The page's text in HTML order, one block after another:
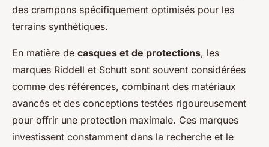
des crampons spécifiquement optimisés pour les
terrains synthétiques.
En matière de casques et de protections, les
marques Riddell et Schutt sont souvent considérées
comme des références, combinant des matériaux
avancés et des conceptions testées rigoureusement
pour offrir une protection maximale. Ces marques
investissent constamment dans la recherche et le